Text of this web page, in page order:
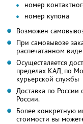
номер
номер купона
Возможен
При самовывозе
распечатанном виде
Осуществляется
пределах КАД, по
курьерской службы
Доставка по России
России.
Более конкретную
стоимости вы